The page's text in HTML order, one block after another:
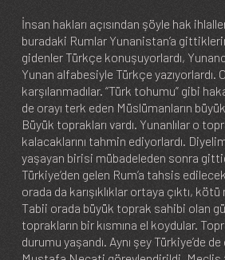
İnsan hakları açısından şöyle hak
buradaki Rumlar Yunanistan’a
gidenler Türkçe konuşuyorlardı,
Yunan alfabesiyle Türkçe yazıyorlardı.
karşılanmadılar. “Türk tohumu” gibi
de orayı terk eden Müslümanların
Büyük toprakları vardı. Yunanlılar o
kalacaklarını tahmin ediyorlardı.
yaşayan birisi mübadeleden sonra
Türkiye’den gelen Rum’a tahsis
orada da karışıklıklar ortaya çıktı,
Tabii orada büyük toprak sahibi olan
toprakların bir kısmına el koydular.
durumu yaşandı. Aynı şey Türkiye’de